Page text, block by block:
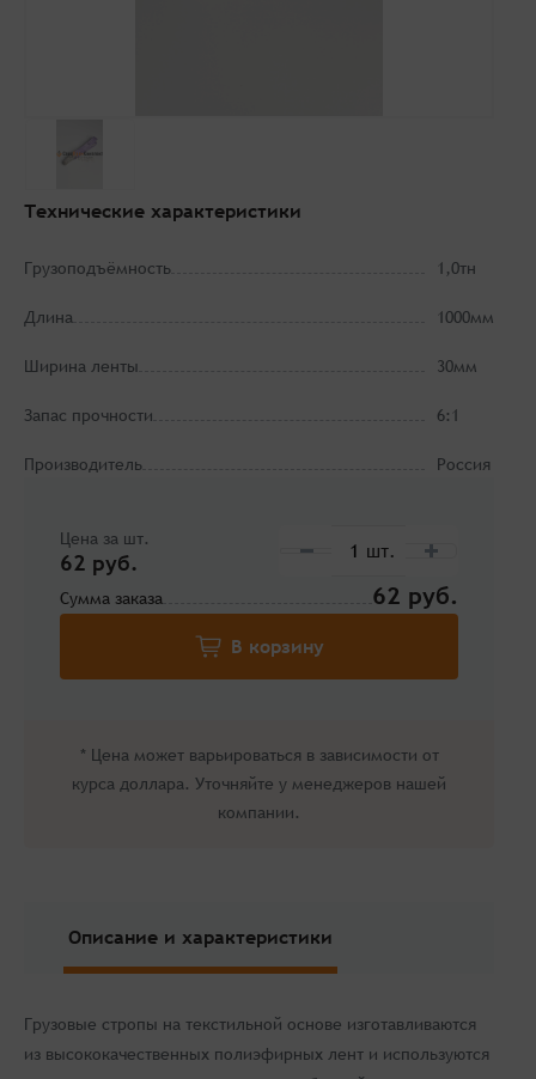
Технические характеристики
Грузоподъёмность 1,0тн
Длина 1000мм
Ширина ленты 30мм
Запас прочности 6:1
Производитель Россия
Цена за шт.
62 руб.
Сумма заказа 62
* Цена может варьироваться в зависимости от
курса доллара. Уточняйте у менеджеров нашей
компании.
Описание и характеристики
Грузовые стропы на текстильной основе изготавливаются
из высококачественных полиэфирных лент и используются